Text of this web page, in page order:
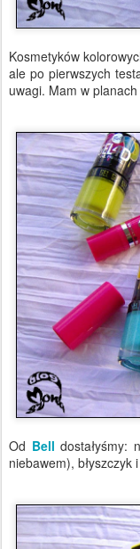
Kosmetyków
ale po pierwszych
uwagi. Mam w
Od Belldostałyśmy:
niebawem), błyszczyk